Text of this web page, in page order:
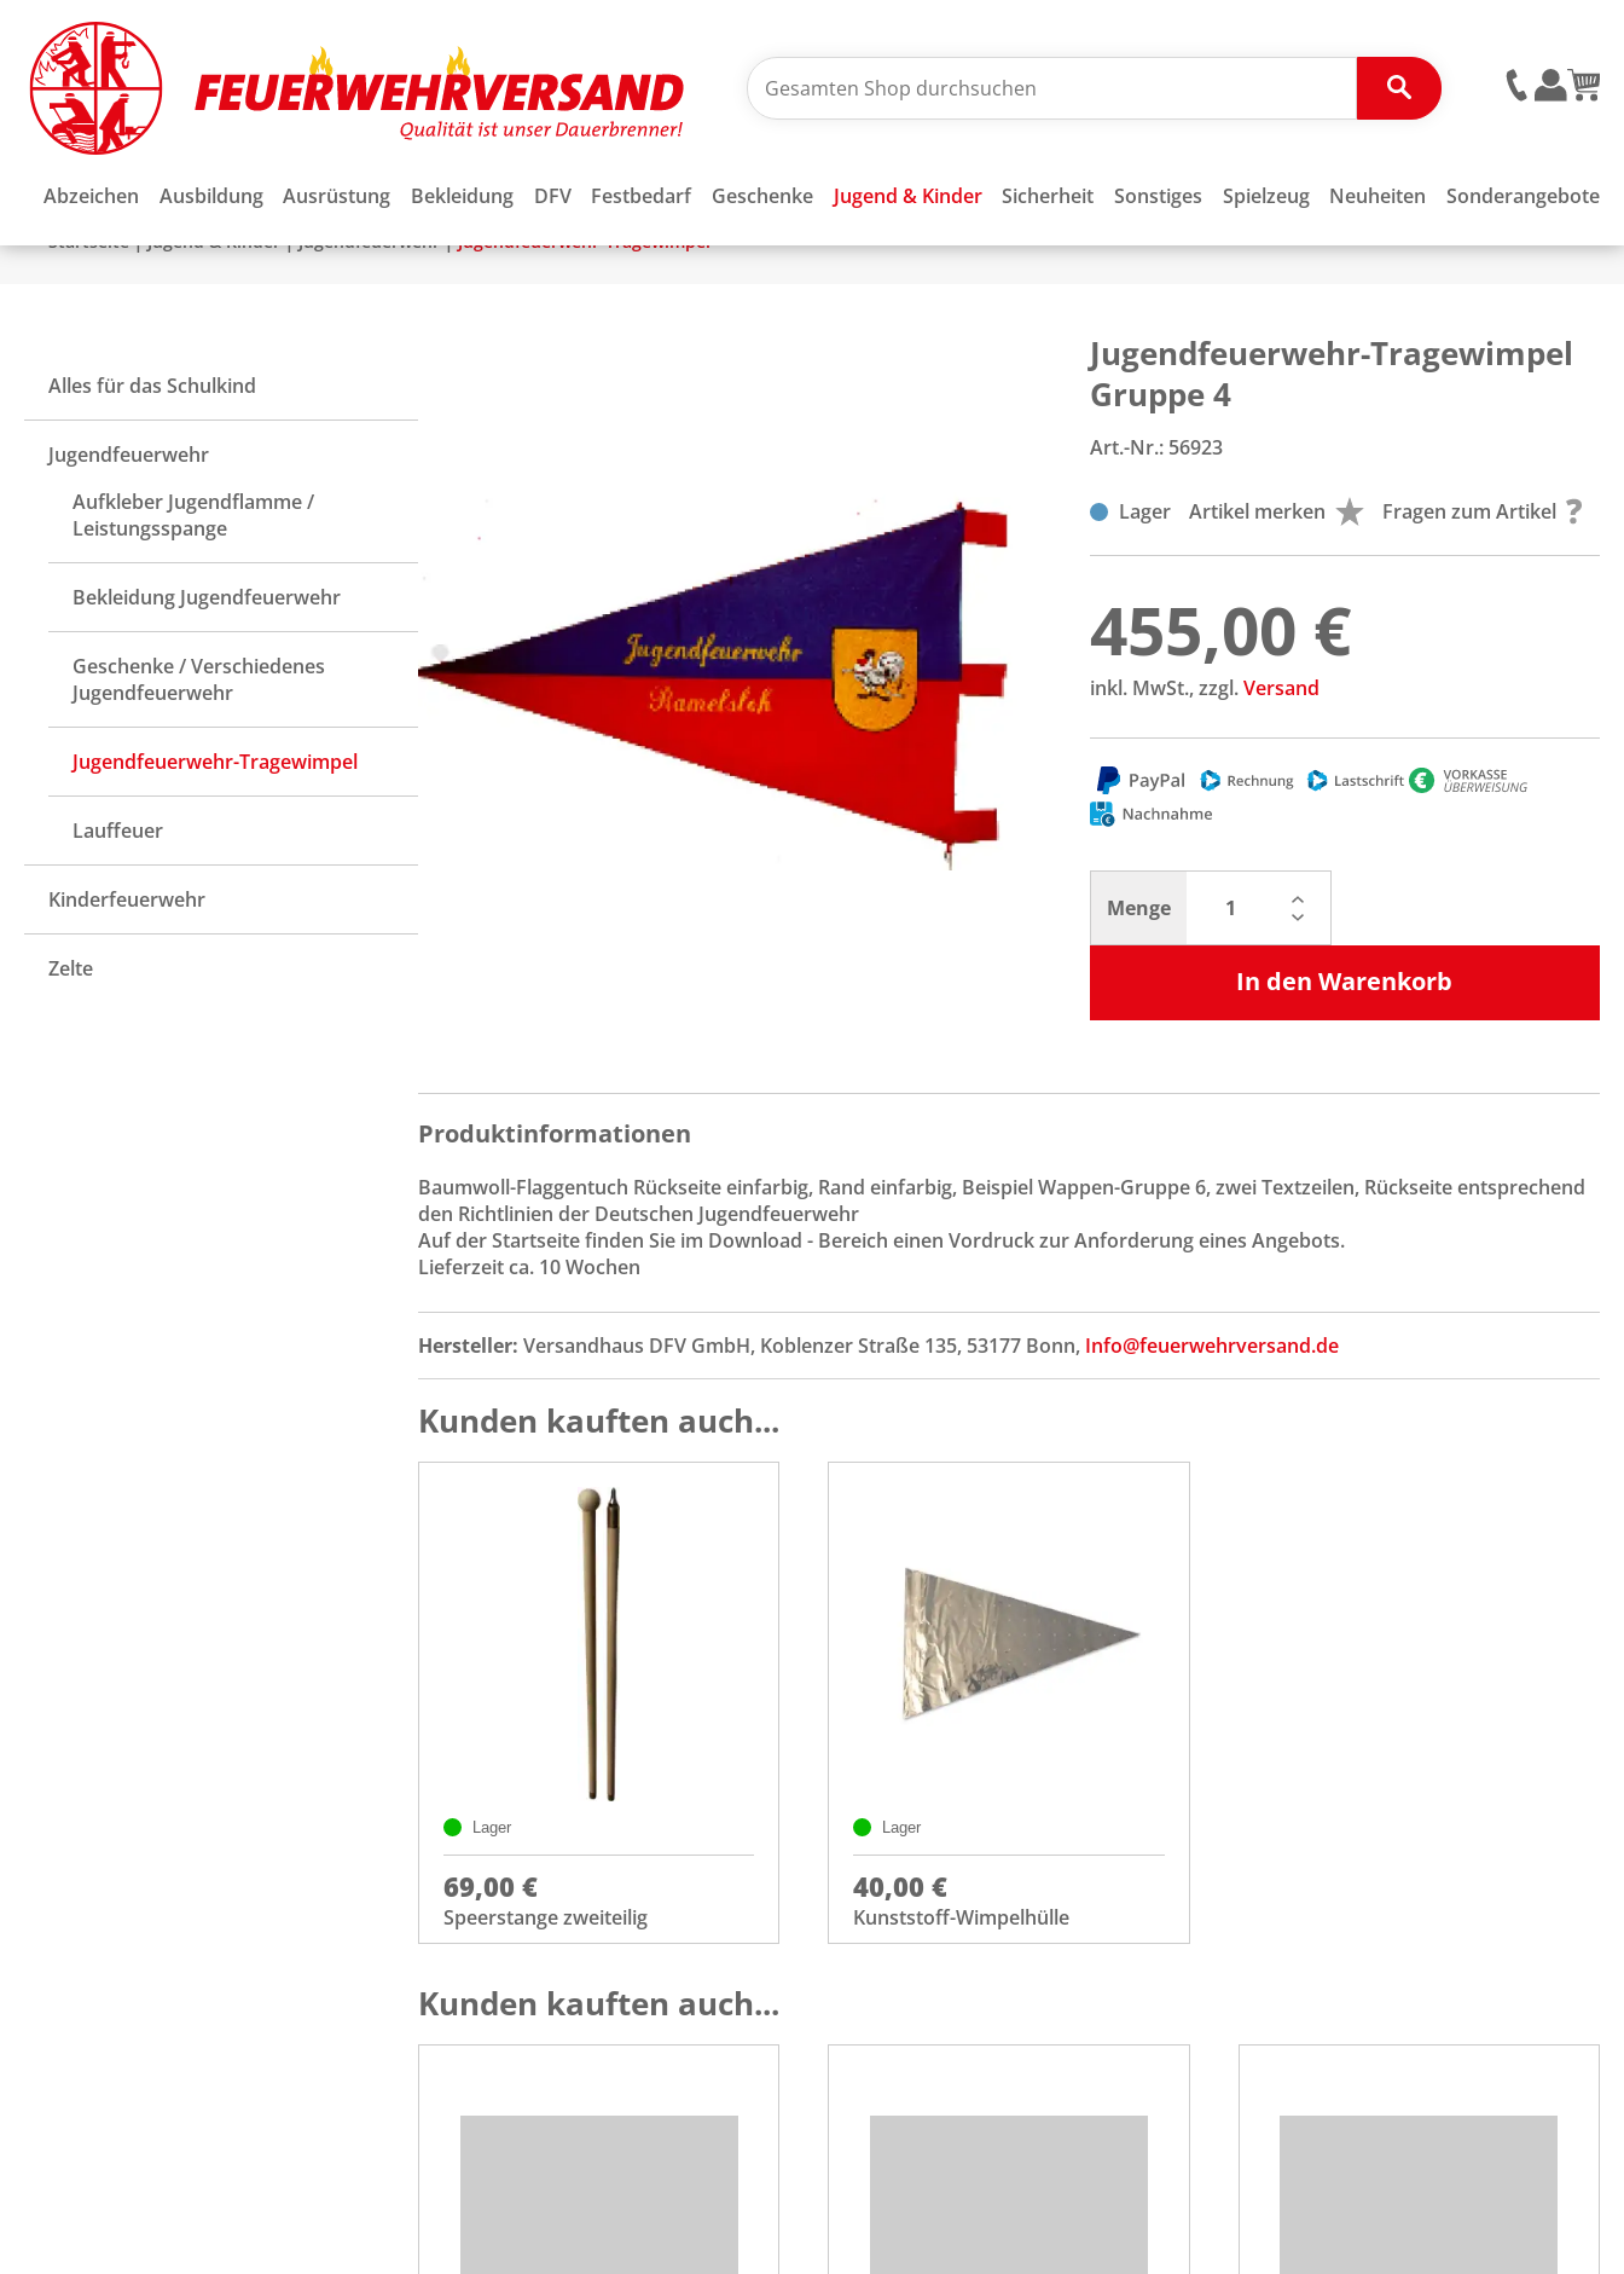
Abzeichen Ausbildung Ausrüstung Bekleidung DFV Festbedarf Geschenke Jugend & Kinder Sicherheit Sonstiges Spielzeug Neuheiten Sonderangebote
Startseite|Jugend & Kinder|Jugendfeuerwehr|Jugendfeuerwehr-Tragewimpel
Alles für das Schulkind
Jugendfeuerwehr
Aufkleber Jugendflamme /
Leistungsspange
Bekleidung Jugendfeuerwehr
Geschenke / Verschiedenes
Jugendfeuerwehr
Jugendfeuerwehr-Tragewimpel
Lauffeuer
Kinderfeuerwehr
Zelte
Jugendfeuerwehr-Tragewimpel
Gruppe 4
Art.-Nr.: 56923
Lager Artikel merken Fragen zum Artikel
455,00 €
inkl. MwSt., zzgl.Versand
Menge
In den Warenkorb
Produktinformationen
Baumwoll-Flaggentuch Rückseite einfarbig, Rand einfarbig, Beispiel Wappen-Gruppe 6, zwei Textzeilen, Rückseite entsprechend
den Richtlinien der Deutschen Jugendfeuerwehr
Auf der Startseite finden Sie im Download - Bereich einen Vordruck zur Anforderung eines Angebots.
Lieferzeit ca. 10 Wochen
Hersteller: Versandhaus DFV GmbH, Koblenzer Straße 135, 53177 Bonn, Info@feuerwehrversand.de
Kunden kauften auch...
Lager
69,00 €
Speerstange zweiteilig
Lager
40,00 €
Kunststoff-Wimpelhülle
Kunden kauften auch...